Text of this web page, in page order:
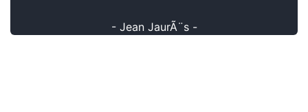
- Jean JaurÃ¨s -